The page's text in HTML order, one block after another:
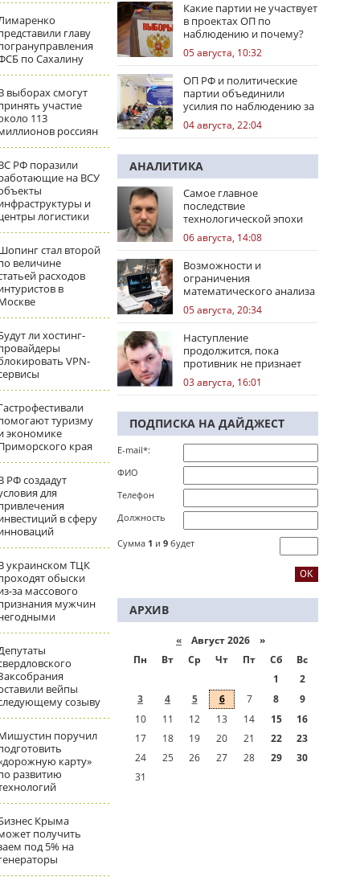
главу
по Сахалину
выборах смогут
участие
113
россиян
РФ поразили
на ВСУ
и
логистики
стал второй
величине
расходов
в
ли хостинг-
VPN-
туризму
экономике
края
РФ создадут
для
в сферу
украинском ТЦК
обыски
за массового
мужчин
вейпы
созыву
поручил
карту»
развитию
Крыма
получить
под 5% на
Какие партии не участвует
в проектах ОП по
наблюдению и почему?
05 августа, 10:32
ОП РФ и политические
партии объединили
усилия по наблюдению за
выборами
04 августа, 22:04
АНАЛИТИКА
Самое главное
последствие
технологической эпохи
06 августа, 14:08
Возможности и
ограничения
математического анализа
избирательных кампаний
05 августа, 20:34
Наступление
продолжится, пока
противник не признает
стратегическое
поражение
03 августа, 16:01
ПОДПИСКА НА ДАЙДЖЕСТ
E-mail*:
ФИО
Телефон
Должность
Сумма 1 и 9 будет
АРХИВ
« Август 2026 »
Пн
Вт Ср Чт Пт Сб
Вс
1
2
3
4 5 6 7 8
9
10
11 12 13 14 15
16
17
18 19 20 21 22
23
24
25 26 27 28 29
30
31